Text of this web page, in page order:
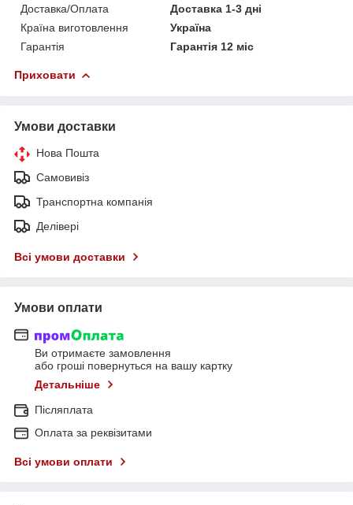
Доставка/Оплата
Доставка 1-3 дні
Країна виготовлення
Україна
Гарантія
Гарантія 12 міс
Приховати
Умови доставки
Нова Пошта
Самовивіз
Транспортна компанія
Делівері
Всі умови доставки
Умови оплати
Ви отримаєте замовлення
або гроші повернуться на вашу картку
Детальніше
Післяплата
Оплата за реквізитами
Всі умови оплати